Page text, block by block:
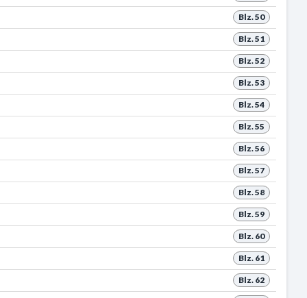
Blz. 50
Blz. 51
Blz. 52
Blz. 53
Blz. 54
Blz. 55
Blz. 56
Blz. 57
Blz. 58
Blz. 59
Blz. 60
Blz. 61
Blz. 62